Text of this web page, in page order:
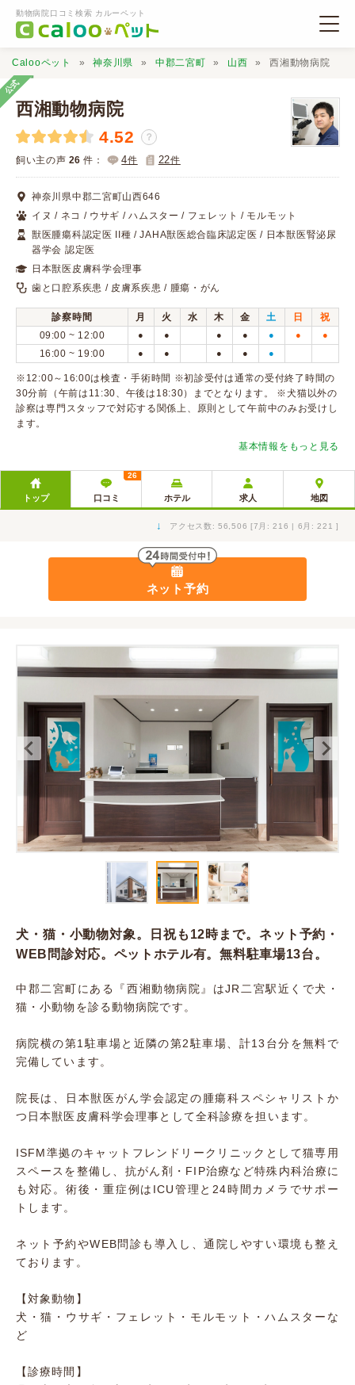
動物病院口コミ検索 カルーペット
動物病院検索
口コミ検索
Calooペットとは？
Calooペット 神奈川県 中郡二宮町 山西 西湘動物病院
公式
西湘動物病院
4.52 ？
飼い主の声 26 件： 4件 22件
神奈川県中郡二宮町山西646
イヌ / ネコ / ウサギ / ハムスター / フェレット / モルモット
獣医腫瘍科認定医 II種 / JAHA獣医総合臨床認定医 / 日本獣医腎泌尿
器学会 認定医
日本獣医皮膚科学会理事
歯と口腔系疾患 / 皮膚系疾患 / 腫瘍・がん
診察時間 月 火 水 木 金 土 日
祝
09:00 ~ 12:00
● ● ● ● ● ● ●
16:00 ~ 19:00 ● ● ● ● ●
※12:00～16:00は検査・手術時間 ※初診受付は通常の受付終了時間の
30分前（午前は11:30、午後は18:30）までとなります。 ※犬猫以外の
診察は専門スタッフで対応する関係上、原則として午前中のみお受けし
ます。
基本情報をもっと見る
トップ 口コミ
26
ホテル 求人 地図
↓ アクセス数: 56,506 [7月: 216 | 6月: 221 ]
ネット予約
犬・猫・小動物対象。日祝も12時まで。ネット予約・
WEB問診対応。ペットホテル有。無料駐車場13台。
中郡二宮町にある『西湘動物病院』はJR二宮駅近くで犬・
猫・小動物を診る動物病院です。
病院横の第1駐車場と近隣の第2駐車場、計13台分を無料で
完備しています。
院長は、日本獣医がん学会認定の腫瘍科スペシャリストか
つ日本獣医皮膚科学会理事として全科診療を担います。
ISFM準拠のキャットフレンドリークリニックとして猫専用
スペースを整備し、抗がん剤・FIP治療など特殊内科治療に
も対応。術後・重症例はICU管理と24時間カメラでサポー
トします。
ネット予約やWEB問診も導入し、通院しやすい環境も整え
ております。
【対象動物】
犬・猫・ウサギ・フェレット・モルモット・ハムスターな
ど
【診療時間】